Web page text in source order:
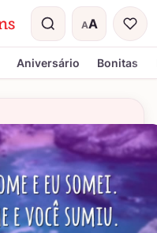
AA
Tamanho do
Aniversário Bonitas